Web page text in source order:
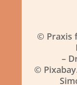
© Praxis
–
©